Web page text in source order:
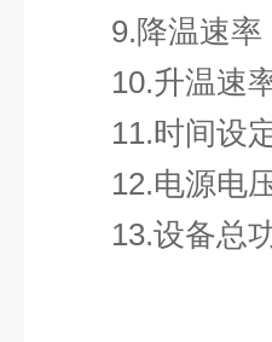
9.降温速率
10.升温速率
11.时间设定
12.电源电压
13.设备总功